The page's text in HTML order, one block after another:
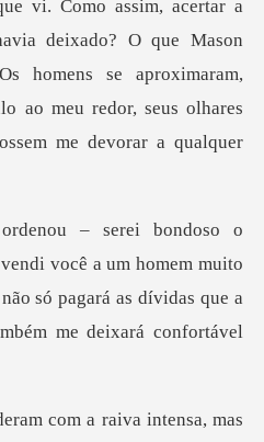
deixado? O que Mason
homens se aproximaram,
ndi você a um homem muito
só pagará as dívida
aiva intensa, mas